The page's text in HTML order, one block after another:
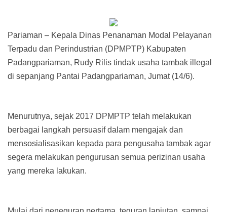
Pariaman – Kepala Dinas Penanaman Modal Pelayanan
Terpadu dan Perindustrian (DPMPTP) Kabupaten
Padangpariaman, Rudy Rilis tindak usaha tambak illegal
di sepanjang Pantai Padangpariaman, Jumat (14/6).
Menurutnya, sejak 2017 DPMPTP telah melakukan
berbagai langkah persuasif dalam mengajak dan
mensosialisasikan kepada para pengusaha tambak agar
segera melakukan pengurusan semua perizinan usaha
yang mereka lakukan.